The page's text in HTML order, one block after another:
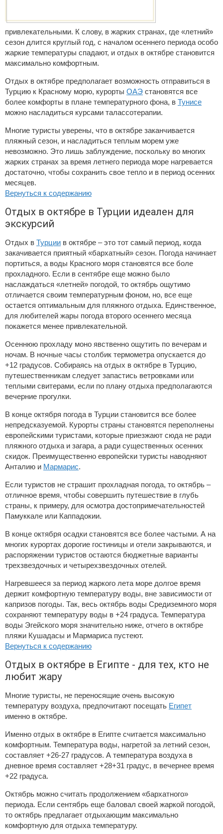
привлекательными. К слову, в жарких странах, где «летний»
сезон длится круглый год, с началом осеннего периода особо
жаркие температуры спадают, и отдых в октябре становится
максимально комфортным.
Отдых в октябре предполагает возможность отправиться в
Турцию к Красному морю, курорты ОАЭ становятся все
более комфорты в плане температурного фона, в Тунисе
можно насладиться курсами талассотерапии.
Многие туристы уверены, что в октябре заканчивается
пляжный сезон, и насладиться теплым морем уже
невозможно. Это лишь заблуждение, поскольку во многих
жарких странах за время летнего периода море нагревается
достаточно, чтобы сохранить свое тепло и в период осенних
месяцев.
Вернуться к содержанию
Отдых в октябре в Турции идеален для
экскурсий
Отдых в Турции в октябре – это тот самый период, когда
закачивается приятный «бархатный» сезон. Погода начинает
портиться, а воды Красного моря становятся все боле
прохладного. Если в сентябре еще можно было
наслаждаться «летней» погодой, то октябрь ощутимо
отличается своим температурным фоном, но, все еще
остается оптимальным для пляжного отдыха. Единственное,
для любителей жары погода второго осеннего месяца
покажется менее привлекательной.
Осеннюю прохладу моно явственно ощутить по вечерам и
ночам. В ночные часы столбик термометра опускается до
+12 градусов. Собираясь на отдых в октябре в Турцию,
путешественникам следует запастись ветровками или
теплыми свитерами, если по плану отдыха предполагаются
вечерние прогулки.
В конце октября погода в Турции становится все более
непредсказуемой. Курорты страны становятся переполнены
европейскими туристами, которые приезжают сюда не ради
пляжного отдыха и загара, а ради существенных осенних
скидок. Преимущественно европейски туристы наводняют
Анталию и Мармарис.
Если туристов не страшит прохладная погода, то октябрь –
отличное время, чтобы совершить путешествие в глубь
страны, к примеру, для осмотра достопримечательностей
Памуккале или Каппадокии.
В конце октября осадки становятся все более частыми. А на
многих курортах дорогие гостиницы и отели закрываются, и
распоряжении туристов остаются бюджетные варианты
трехзвездочных и четырехзвездочных отелей.
Нагревшееся за период жаркого лета море долгое время
держит комфортную температуру воды, вне зависимости от
капризов погоды. Так, весь октябрь воды Средиземного моря
сохраняют температуру воды в +24 градуса. Температура
воды Эгейского моря значительно ниже, отчего в октябре
пляжи Кушадасы и Мармариса пустеют.
Вернуться к содержанию
Отдых в октябре в Египте - для тех, кто не
любит жару
Многие туристы, не переносящие очень высокую
температуру воздуха, предпочитают посещать Египет
именно в октябре.
Именно отдых в октябре в Египте считается максимально
комфортным. Температура воды, нагретой за летний сезон,
составляет +26-27 градусов. А температура воздуха в
дневное время составляет +28+31 градус, в вечернее время
+22 градуса.
Октябрь можно считать продолжением «бархатного»
периода. Если сентябрь еще баловал своей жаркой погодой,
то октябрь предлагает отдыхающим максимально
комфортную для отдыха температуру.